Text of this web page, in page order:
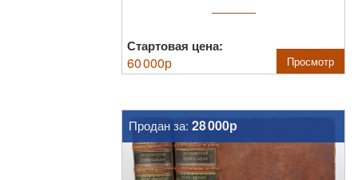
Стартовая цена:
60 000р Просмотр
Продан за: 28 000р